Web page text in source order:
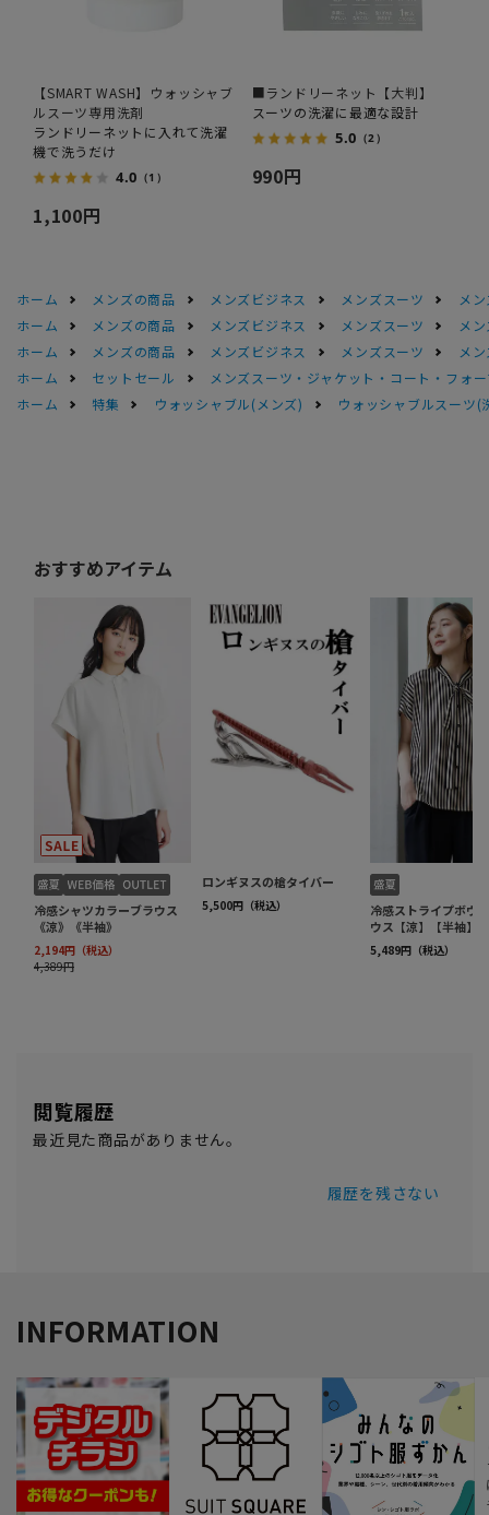
【SMART WASH】ウォッシャブ
ルスーツ専用洗剤
ランドリーネットに入れて洗濯
機で洗うだけ
4.0 （1）
1,100円
■ランドリーネット【大判】
スーツの洗濯に最適な設計
5.0 （2）
990円
ホーム メンズの商品 メンズビジネス メンズスーツ
メ
ホーム
メンズの商品 メンズビジネス メンズスーツ
メ
ホーム
メンズの商品 メンズビジネス メンズスーツ
メ
ホーム
セットセール
メンズスーツ・ジャケット・コート・フォ
ホーム
特集 ウォッシャブル(メンズ) ウォッシャブルスーツ(
閲覧履歴
最近見た商品がありません。
履歴を残さない
INFORMATION